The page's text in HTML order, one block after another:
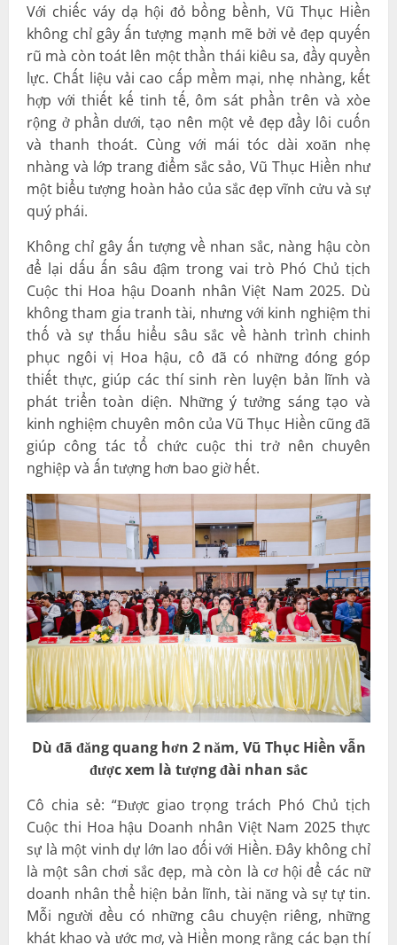
Với chiếc váy dạ hội đỏ bồng bềnh, Vũ Thục Hiền
không chỉ gây ấn tượng mạnh mẽ bởi vẻ đẹp quyến
rũ mà còn toát lên một thần thái kiêu sa, đầy quyền
lực. Chất liệu vải cao cấp mềm mại, nhẹ nhàng, kết
hợp với thiết kế tinh tế, ôm sát phần trên và xòe
rộng ở phần dưới, tạo nên một vẻ đẹp đầy lôi cuốn
và thanh thoát. Cùng với mái tóc dài xoăn nhẹ
nhàng và lớp trang điểm sắc sảo, Vũ Thục Hiền như
một biểu tượng hoàn hảo của sắc đẹp vĩnh cửu và sự
quý phái.
Không chỉ gây ấn tượng về nhan sắc, nàng hậu còn
để lại dấu ấn sâu đậm trong vai trò Phó Chủ tịch
Cuộc thi Hoa hậu Doanh nhân Việt Nam 2025. Dù
không tham gia tranh tài, nhưng với kinh nghiệm thi
thố và sự thấu hiểu sâu sắc về hành trình chinh
phục ngôi vị Hoa hậu, cô đã có những đóng góp
thiết thực, giúp các thí sinh rèn luyện bản lĩnh và
phát triển toàn diện. Những ý tưởng sáng tạo và
kinh nghiệm chuyên môn của Vũ Thục Hiền cũng đã
giúp công tác tổ chức cuộc thi trở nên chuyên
nghiệp và ấn tượng hơn bao giờ hết.
Dù đã đăng quang hơn 2năm, Vũ Thục Hiền vẫn
được xem là tượng đài nhan sắc
Cô chia sẻ: “Được giao trọng trách Phó Chủ tịch
Cuộc thi Hoa hậu Doanh nhân Việt Nam 2025 thực
sự là một vinh dự lớn lao đối với Hiền. Đây không chỉ
là một sân chơi sắc đẹp, mà còn là cơ hội để các nữ
doanh nhân thể hiện bản lĩnh, tài năng và sự tự tin.
Mỗi người đều có những câu chuyện riêng, những
khát khao và ước mơ, và Hiền mong rằng các bạn thí